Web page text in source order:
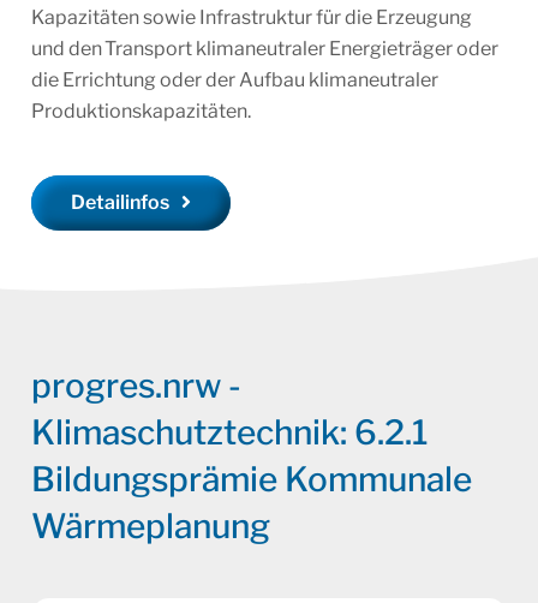
Kapazitäten sowie Infrastruktur für die Erzeugung
und denTransport klimaneutraler Energieträger oder
die Errichtung oder der Aufbau klimaneutraler
Produktionskapazitäten.
Detailinfos
progres.nrw -
Klimaschutztechnik: 6.2.1
Bildungsprämie Kommunale
Wärmeplanung